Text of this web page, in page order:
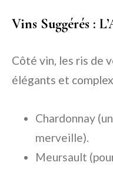
Vins Suggérés :
Côté vin, les ris de
élégants et
Chardonnay
merveille).
Meursault